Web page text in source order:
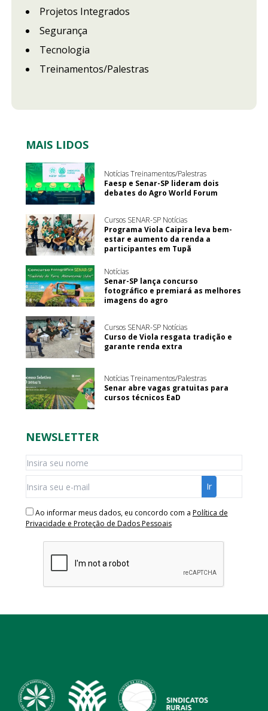
Projetos Integrados
Segurança
Tecnologia
Treinamentos/Palestras
MAIS LIDOS
Notícias Treinamentos/Palestras
Faesp e Senar-SP lideram dois
debates do Agro World Forum
Cursos SENAR-SP Notícias
Programa Viola Caipira leva bem-
estar e aumento da renda a
participantes em Tupã
Notícias
Senar-SP lança concurso
fotográfico e premiará as melhores
imagens do agro
Cursos SENAR-SP Notícias
Curso de Viola resgata tradição e
garante renda extra
Notícias Treinamentos/Palestras
Senar abre vagas gratuitas para
cursos técnicos EaD
NEWSLETTER
Ao informar meus dados, eu concordo com a Política de
Privacidade e Proteção de Dados Pessoais